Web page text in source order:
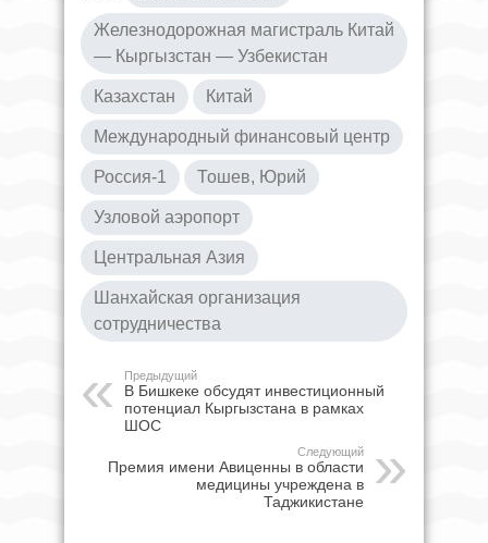
Железнодорожная магистраль Китай
— Кыргызстан — Узбекистан
Казахстан Китай
Международный финансовый центр
Россия-1 Тошев, Юрий
Узловой аэропорт
Центральная Азия
Шанхайская организация
сотрудничества
Предыдущий
В Бишкеке обсудят инвестиционный
потенциал Кыргызстана в рамках
ШОС
Следующий
Премия имени Авиценны в области
медицины учреждена в
Таджикистане